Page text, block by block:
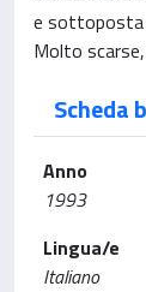
e sottoposta
Molto
Scheda
Anno
1993
Lingua/e
Italiano